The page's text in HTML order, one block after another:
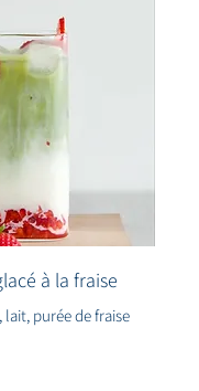
à la fraise
lait, purée de fraise